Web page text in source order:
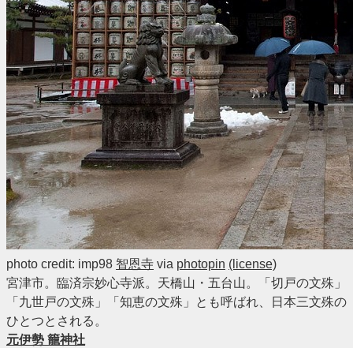
photo credit: imp98 智恩寺 via photopin (license)
宮津市。臨済宗妙心寺派。天橋山・五台山。「切戸の文殊」
「九世戸の文殊」「知恵の文殊」とも呼ばれ、日本三文殊の
ひとつとされる。
元伊勢 籠神社